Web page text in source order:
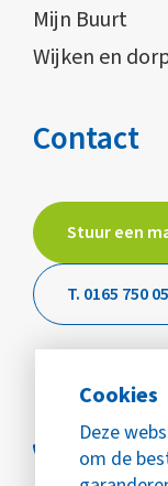
Cookies
Deze
om de
Mijn Buurt
Wijken en
Contact
Stuur een
T. 0165 750